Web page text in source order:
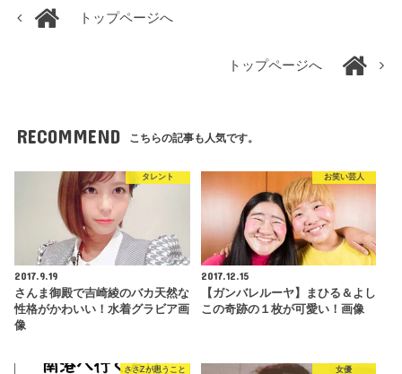
トップページへ
トップページへ
RECOMMEND こちらの記事も人気です。
タレント
2017.9.19
さんま御殿で吉崎綾のバカ天然な
性格がかわいい！水着グラビア画
像
お笑い芸人
2017.12.15
【ガンバレルーヤ】まひる＆よし
この奇跡の１枚が可愛い！画像
ささZが思うこと 女優